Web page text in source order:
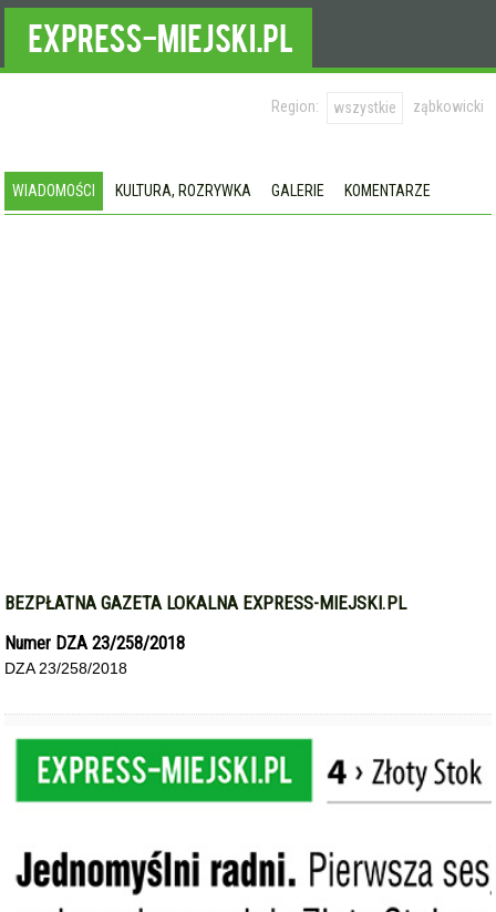
Region: wszystkie ząbkowicki
WIADOMOŚCI KULTURA, ROZRYWKA GALERIE KOMENTARZE
BEZPŁATNA GAZETA LOKALNA EXPRESS-MIEJSKI.PL
Numer DZA 23/258/2018
DZA 23/258/2018